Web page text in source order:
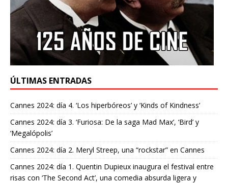
ÚLTIMAS ENTRADAS
Cannes 2024: día 4. ‘Los hiperbóreos’ y ‘Kinds of Kindness’
Cannes 2024: día 3. ‘Furiosa: De la saga Mad Max’, ‘Bird’ y
‘Megalópolis’
Cannes 2024: día 2. Meryl Streep, una “rockstar” en Cannes
Cannes 2024: día 1. Quentin Dupieux inaugura el festival entre
risas con ‘The Second Act’, una comedia absurda ligera y